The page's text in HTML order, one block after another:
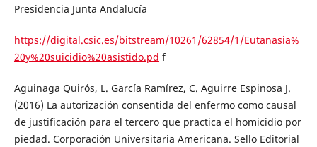
Presidencia Junta Andalucía
https://digital.csic.es/bitstream/10261/62854/1/Eutanasia%
20y%20suicidio%20asistido.pd f
Aguinaga Quirós, L. García Ramírez, C. Aguirre Espinosa J.
(2016) La autorización consentida del enfermo como causal
de justificación para el tercero que practica el homicidio por
piedad. Corporación Universitaria Americana. Sello Editorial